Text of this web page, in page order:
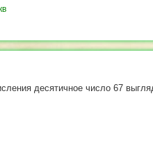
десятичное число 67